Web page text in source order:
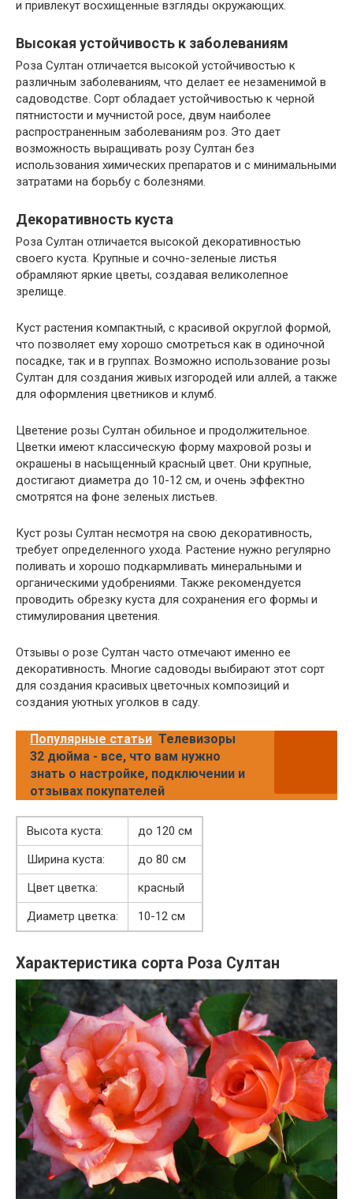
и привлекут восхищенные взгляды окружающих.
Высокая устойчивость к заболеваниям
Роза Султан отличается высокой устойчивостью к
различным заболеваниям, что делает ее незаменимой в
садоводстве. Сорт обладает устойчивостью к черной
пятнистости и мучнистой росе, двум наиболее
распространенным заболеваниям роз. Это дает
возможность выращивать розу Султан без
использования химических препаратов и с минимальными
затратами на борьбу с болезнями.
Декоративность куста
Роза Султан отличается высокой декоративностью
своего куста. Крупные и сочно-зеленые листья
обрамляют яркие цветы, создавая великолепное
зрелище.
Куст растения компактный, с красивой округлой формой,
что позволяет ему хорошо смотреться как в одиночной
посадке, так и в группах. Возможно использование розы
Султан для создания живых изгородей или аллей, а также
для оформления цветников и клумб.
Цветение розы Султан обильное и продолжительное.
Цветки имеют классическую форму махровой розы и
окрашены в насыщенный красный цвет. Они крупные,
достигают диаметра до 10-12 см, и очень эффектно
смотрятся на фоне зеленых листьев.
Куст розы Султан несмотря на свою декоративность,
требует определенного ухода. Растение нужно регулярно
поливать и хорошо подкармливать минеральными и
органическими удобрениями. Также рекомендуется
проводить обрезку куста для сохранения его формы и
стимулирования цветения.
Отзывы о розе Султан часто отмечают именно ее
декоративность. Многие садоводы выбирают этот сорт
для создания красивых цветочных композиций и
создания уютных уголков в саду.
Популярные статьи Телевизоры
32 дюйма - все, что вам нужно
знать о настройке, подключении и
отзывах покупателей
Высота куста:
до 120 см
Ширина куста:
до 80 см
Цвет цветка:
красный
Диаметр цветка:
10-12 см
Характеристика сорта Роза Султан